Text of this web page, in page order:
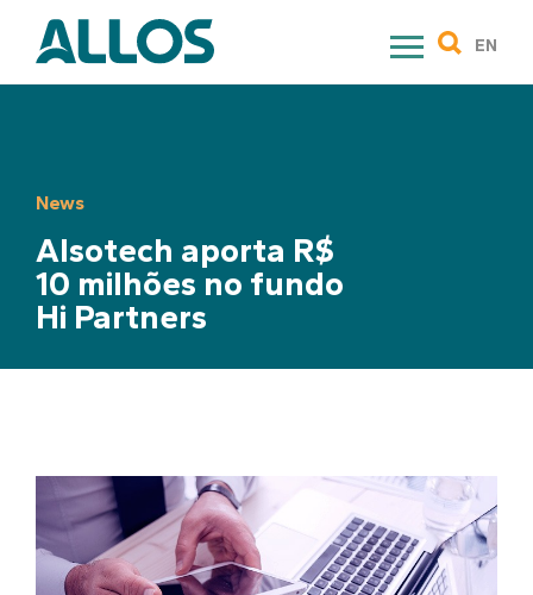
content
EN
News
Alsotech aporta R$
10 milhões no fundo
Hi Partners